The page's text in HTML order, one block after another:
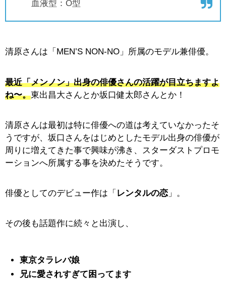
血液型：O型
清原さんは「MEN’S NON-NO」所属のモデル兼俳優。
最近「メンノン」出身の俳優さんの活躍が目立ちますよ
ね〜。東出昌大さんとか坂口健太郎さんとか！
清原さんは最初は特に俳優への道は考えていなかったそ
うですが、坂口さんをはじめとしたモデル出身の俳優が
周りに増えてきた事で興味が沸き、スターダストプロモ
ーションへ所属する事を決めたそうです。
俳優としてのデビュー作は「 レンタルの恋 」。
その後も話題作に続々と出演し、
東京タラレバ娘
兄に愛されすぎて困ってます